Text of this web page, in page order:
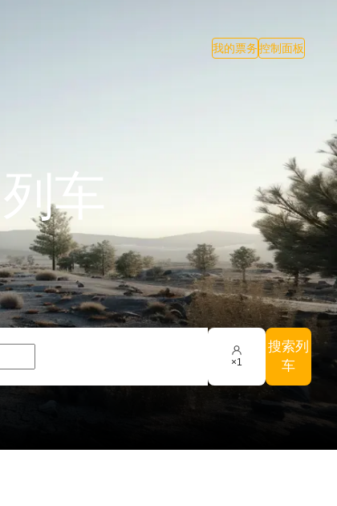
我的票务控制面板
车
×1
搜索列
车